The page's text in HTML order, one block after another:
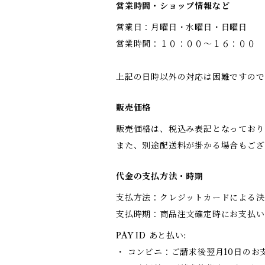
営業時間・ショップ情報など
営業日：月曜日・水曜日・日曜日
営業時間：１０：００〜１６：００
上記の日時以外の対応は困難です
販売価格
販売価格は、税込み表記となってお
また、別途配送料が掛かる場合もご
代金の支払方法・時期
支払方法：クレジットカードによる
支払時期：商品注文確定時にお支払
PAY ID あと払い:
・ コンビニ：ご請求後翌月10日の